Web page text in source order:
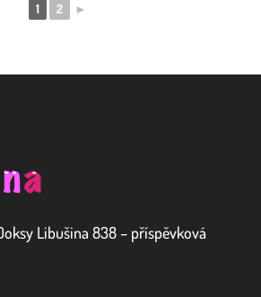
1 2 ►
Libušina 838 – příspěvková